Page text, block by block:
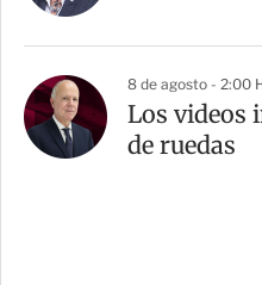
8 de agosto - 2:00
Los videos
de ruedas